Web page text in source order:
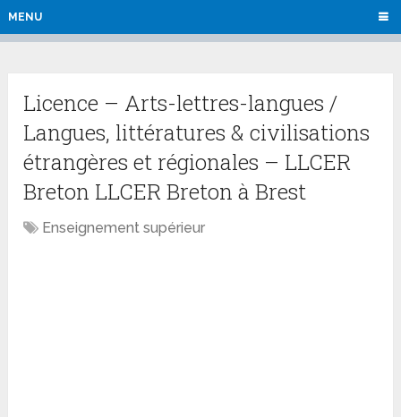
MENU
Licence – Arts-lettres-langues /
Langues, littératures & civilisations
étrangères et régionales – LLCER
Breton LLCER Breton à Brest
Enseignement supérieur